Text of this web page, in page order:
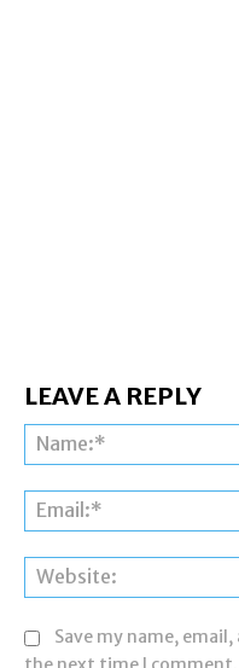
LEAVE A REPLY
Save my name,